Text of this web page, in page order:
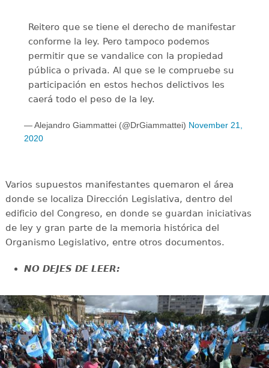
Reitero que se tiene el derecho de manifestar
conforme la ley. Pero tampoco podemos
permitir que se vandalice con la propiedad
pública o privada. Al que se le compruebe su
participación en estos hechos delictivos les
caerá todo el peso de la ley.
— Alejandro Giammattei (@DrGiammattei) November 21,
2020
Varios supuestos manifestantes quemaron el área
donde se localiza Dirección Legislativa, dentro del
edificio del Congreso, en donde se guardan iniciativas
de ley y gran parte de la memoria histórica del
Organismo Legislativo, entre otros documentos.
NO DEJES DE LEER: